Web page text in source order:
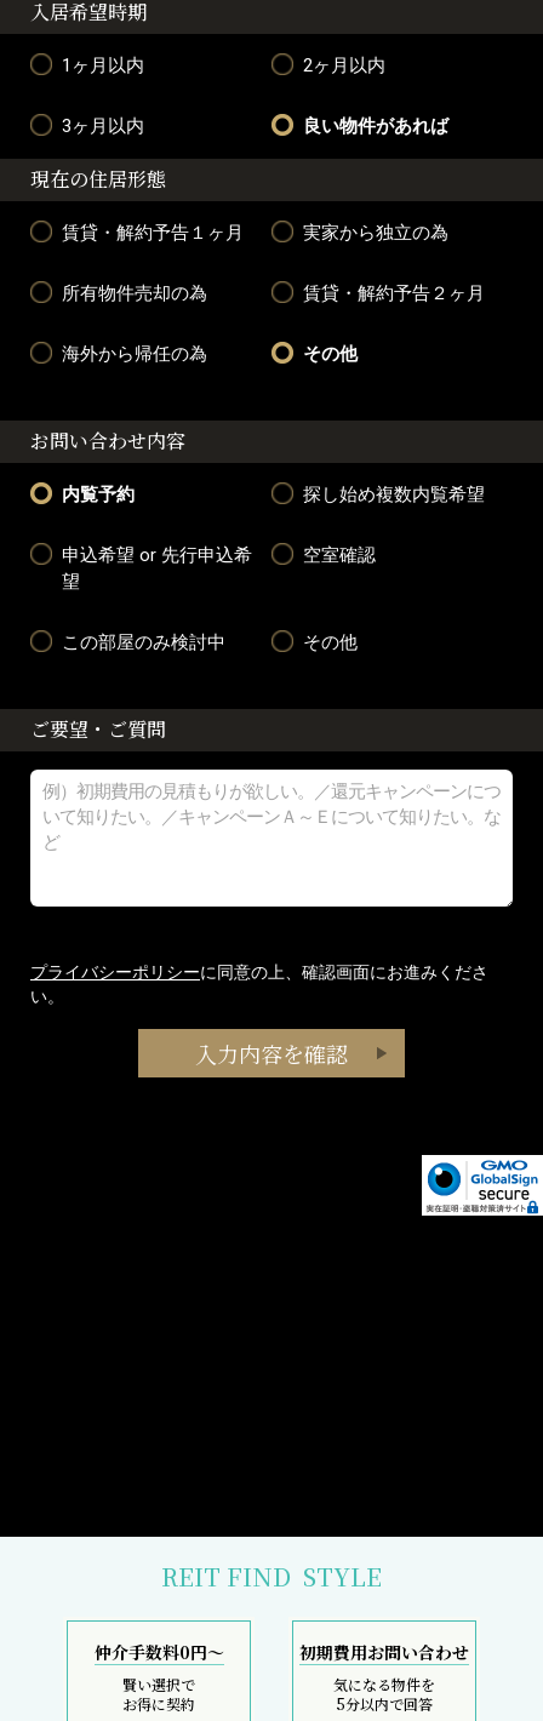
入居希望時期
1ヶ月以内 2ヶ月以内
3ヶ月以内 良い物件があれば
現在の住居形態
賃貸・解約予告１ヶ月 実家から独立の為
所有物件売却の為 賃貸・解約予告２ヶ月
海外から帰任の為 その他
お問い合わせ内容
内覧予約 探し始め複数内覧希望
申込希望 or 先行申込希
望
空室確認
この部屋のみ検討中 その他
ご要望・ご質問
プライバシーポリシーに同意の上、確認画面にお進みくださ
い。
REIT FIND STYLE
仲介手数料0円～
賢い選択で
お得に契約
初期費用お問い合わせ
気になる物件を
5分以内で回答